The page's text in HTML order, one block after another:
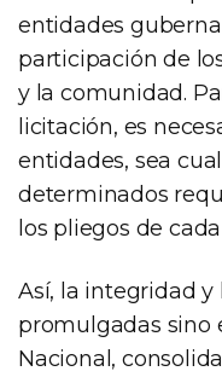
entidades
participación de
y la comunidad.
licitación, es
entidades, sea
determinados
los pliegos de
Así, la integridad y
promulgadas sino
Nacional,